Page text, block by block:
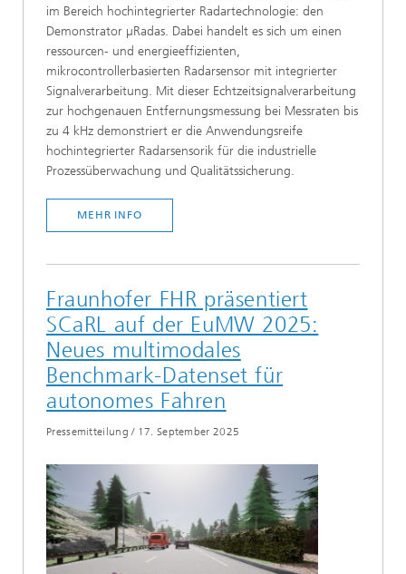
im Bereich hochintegrierter Radartechnologie: den
Demonstrator µRadas. Dabei handelt es sich um einen
ressourcen- und energieeffizienten,
mikrocontrollerbasierten Radarsensor mit integrierter
Signalverarbeitung. Mit dieser Echtzeitsignalverarbeitung
zur hochgenauen Entfernungsmessung bei Messraten bis
zu 4 kHz demonstriert er die Anwendungsreife
hochintegrierter Radarsensorik für die industrielle
Prozessüberwachung und Qualitätssicherung.
MEHR INFO
Fraunhofer FHR präsentiert
SCaRL auf der EuMW 2025:
Neues multimodales
Benchmark-Datenset für
autonomes Fahren
Pressemitteilung / 17. September 2025